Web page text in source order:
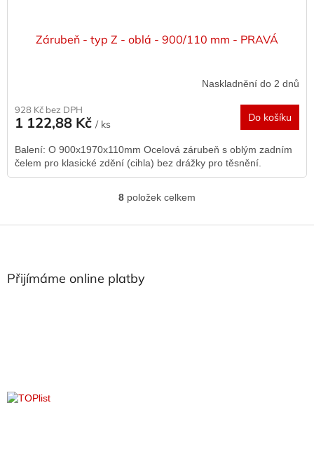
Zárubeň - typ Z - oblá - 900/110 mm - PRAVÁ
Naskladnění do 2 dnů
928 Kč bez DPH
1 122,88 Kč / ks
Do košíku
Balení: O 900x1970x110mm Ocelová zárubeň s oblým zadním
čelem pro klasické zdění (cihla) bez drážky pro těsnění.
O
l
8 položek celkem
Přijímáme online platby